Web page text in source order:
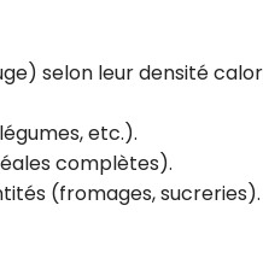
selon leur densité
etc.).
complètes).
(fromages, sucreries).